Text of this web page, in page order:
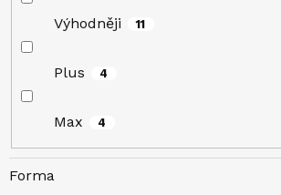
Výhodněji 11
Plus 4
Max 4
Forma